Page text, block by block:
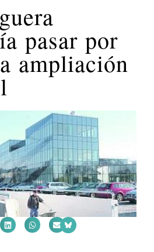
pasar por
ampliación